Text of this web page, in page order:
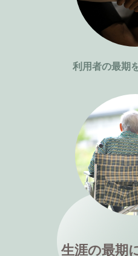
利用者の最期
生涯の最期